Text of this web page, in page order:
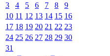
3
4 5 6 7 8
9
10 11 12 13 14 15 16
17 18 19 20 21 22 23
24 25 26 27 28 29 30
31